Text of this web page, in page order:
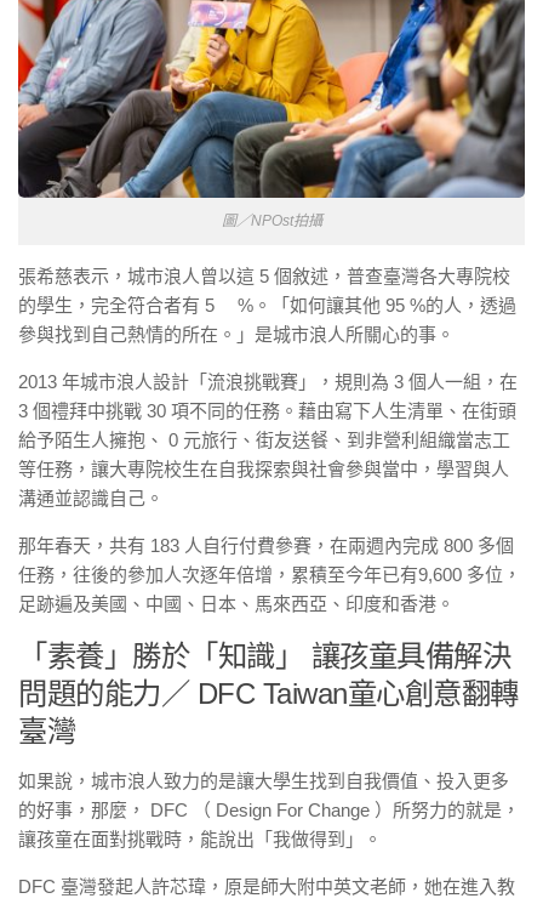
圖／NPOst拍攝
張希慈表示，城市浪人曾以這 5 個敘述，普查臺灣各大專院校
的學生，完全符合者有 5 %。「如何讓其他 95 %的人，透過
參與找到自己熱情的所在。」是城市浪人所關心的事。
2013 年城市浪人設計「流浪挑戰賽」，規則為 3 個人一組，在
3 個禮拜中挑戰 30 項不同的任務。藉由寫下人生清單、在街頭
給予陌生人擁抱、 0 元旅行、街友送餐、到非營利組織當志工
等任務，讓大專院校生在自我探索與社會參與當中，學習與人
溝通並認識自己。
那年春天，共有 183 人自行付費參賽，在兩週內完成 800 多個
任務，往後的參加人次逐年倍增，累積至今年已有9,600 多位，
足跡遍及美國、中國、日本、馬來西亞、印度和香港。
「素養」勝於「知識」 讓孩童具備解決
問題的能力／ DFC Taiwan童心創意翻轉
臺灣
如果說，城市浪人致力的是讓大學生找到自我價值、投入更多
的好事，那麼， DFC （ Design For Change ）所努力的就是，
讓孩童在面對挑戰時，能說出「我做得到」。
DFC 臺灣發起人許芯瑋，原是師大附中英文老師，她在進入教